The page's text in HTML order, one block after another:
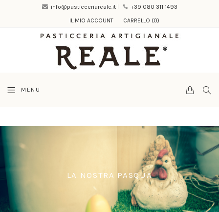
info@pasticceriareale.it|
+39 080 311 1493
IL MIO ACCOUNT
CARRELLO (0)
MENU Cart
LA NOSTRA PASQUA